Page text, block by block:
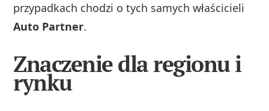
przypadkach chodzi o tych samych właścicieli
Auto Partner.
Znaczenie dla regionu i
rynku